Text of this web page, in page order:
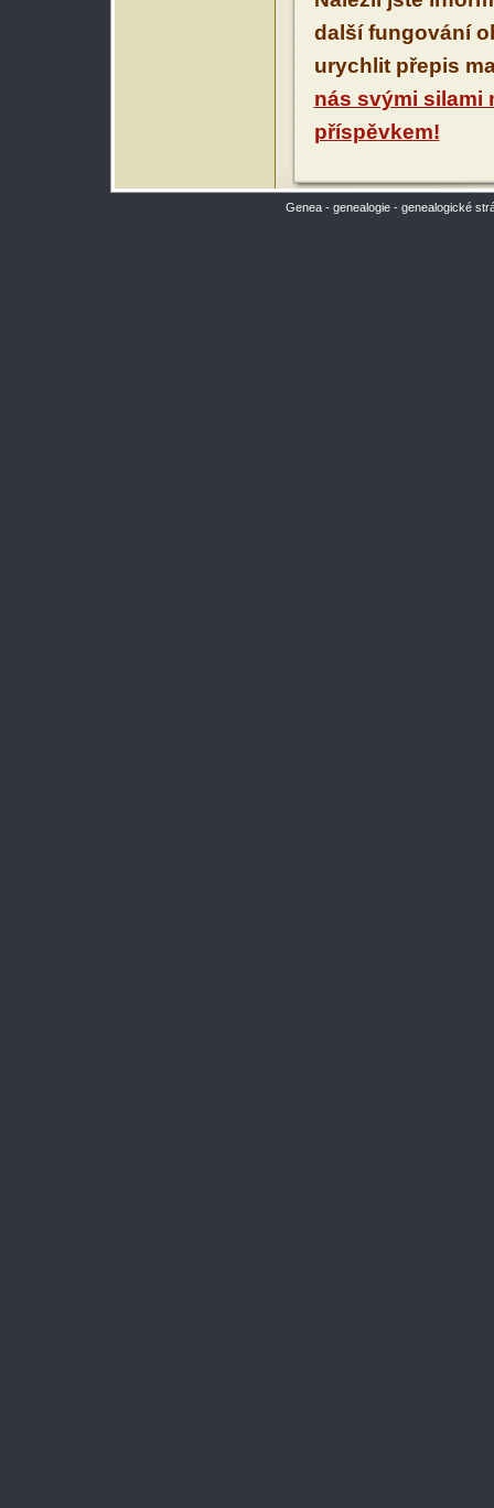
další fungování
urychlit přepis
nás svými silami
příspěvkem!
Genea - genealogie - genealogické